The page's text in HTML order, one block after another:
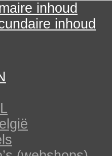
inhoud
inhoud